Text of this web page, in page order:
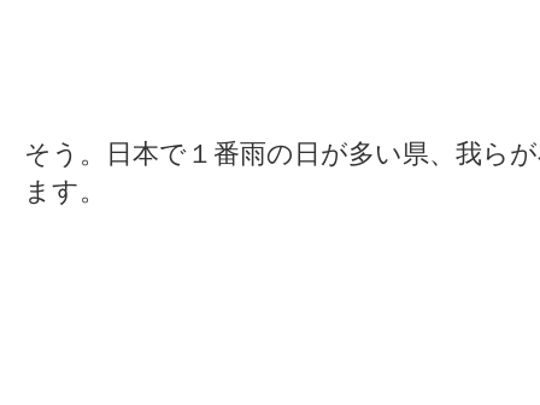
そう。日本で１番雨の日が多い県、我ら
ます。